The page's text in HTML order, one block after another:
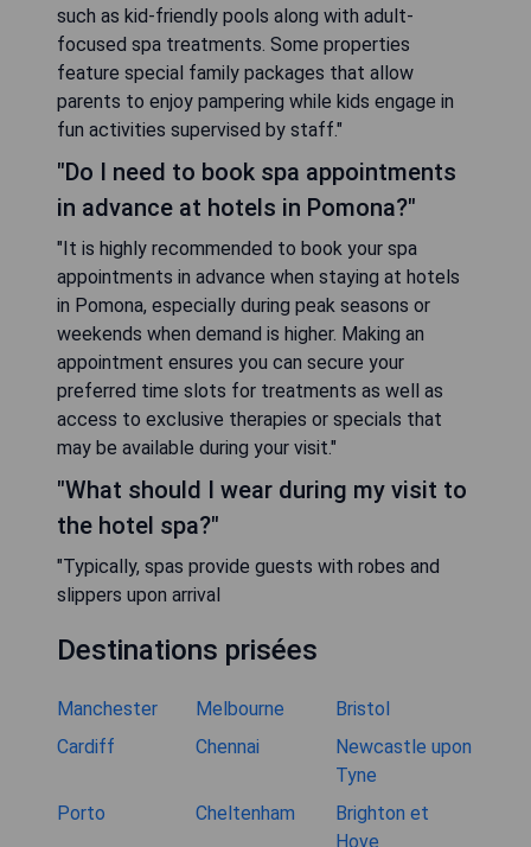
such as kid-friendly pools along with adult-
focused spa treatments. Some properties
feature special family packages that allow
parents to enjoy pampering while kids engage in
fun activities supervised by staff."
"Do I need to book spa appointments
in advance at hotels in Pomona?"
"It is highly recommended to book your spa
appointments in advance when staying at hotels
in Pomona, especially during peak seasons or
weekends when demand is higher. Making an
appointment ensures you can secure your
preferred time slots for treatments as well as
access to exclusive therapies or specials that
may be available during your visit."
"What should I wear during my visit to
the hotel spa?"
"Typically, spas provide guests with robes and
slippers upon arrival
Destinations prisées
Manchester Melbourne
Bristol
Cardiff
Chennai
Newcastle upon
Tyne
Porto
Cheltenham
Brighton et
Hove